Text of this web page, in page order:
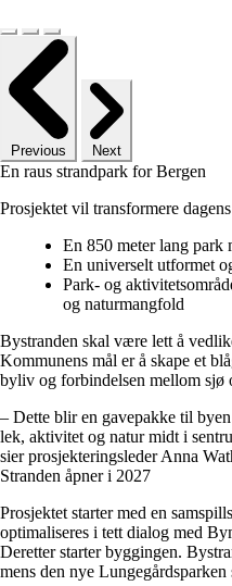
Previous Next
En raus strandpark for Bergen
Prosjektet vil transformere
En 850 meter lang park
En universelt utformet
Park- og
og naturmangfold
Bystranden skal være lett å
Kommunens mål er å skape et
byliv og forbindelsen mellom sjø
– Dette blir en gavepakke til
lek, aktivitet og natur midt i
sier prosjekteringsleder Anna
Stranden åpner i 2027
Prosjektet starter med en
optimaliseres i tett dialog med
Deretter starter byggingen.
mens den nye